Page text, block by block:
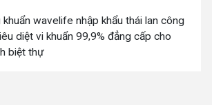
wavelife nhập khẩu thái lan công
diệt vi khuẩn 99,9% đẳng cấp cho
biệt thự